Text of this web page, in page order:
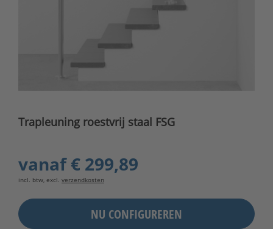
Trapleuning roestvrij staal FSG
vanaf€ 299,89
incl. btw, excl. verzendkosten
NU CONFIGUREREN